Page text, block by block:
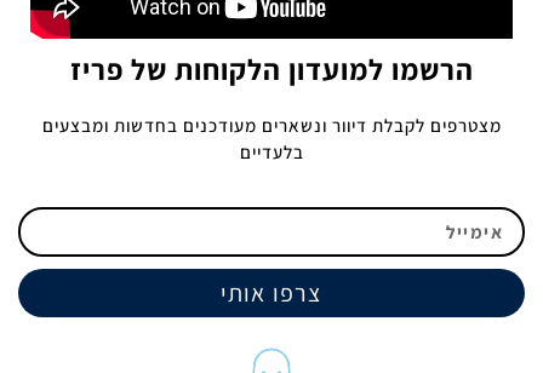
הרשמו למועדון הלקוחות של פריז
מצטרפים לקבלת דיוור ונשארים מעודכנים בחדשות ומבצעים
בלעדיים
צרפו אותי